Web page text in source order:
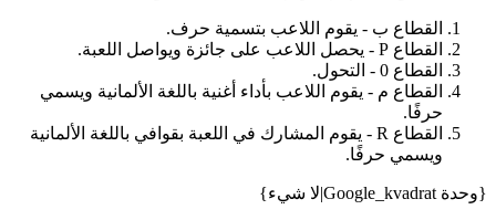
القطاع ب - يقوم اللاعب بتسمية حرف.
القطاع P - يحصل اللاعب على جائزة ويواصل اللعبة.
القطاع 0 - التحول.
القطاع م - يقوم اللاعب بأداء أغنية باللغة الألمانية ويسمي
حرفًا.
القطاع R - يقوم المشارك في اللعبة بقوافي باللغة الألمانية
ويسمي حرفًا.
{وحدة Google_kvadrat|لا شيء}